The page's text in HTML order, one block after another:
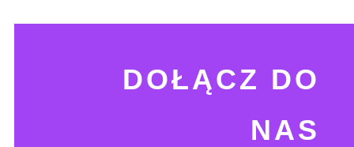
DOŁĄCZ DO
NAS